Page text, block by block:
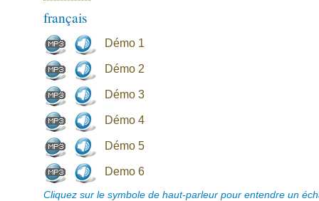
français
Démo 1
Démo 2
Démo 3
Démo 4
Démo 5
Demo 6
Cliquez sur le symbole de haut-parleur pour entendre un